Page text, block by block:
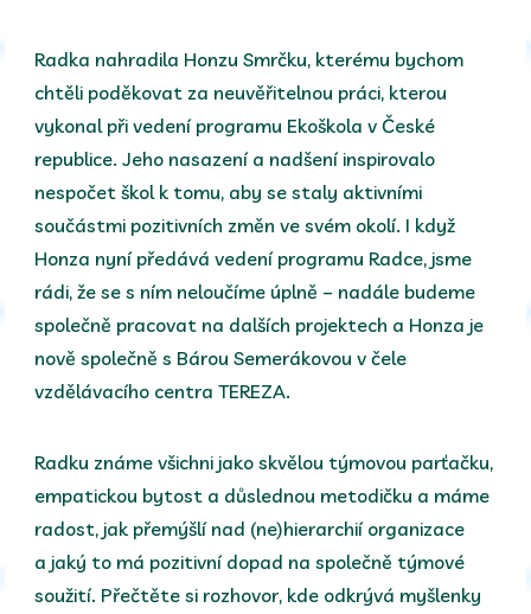
Radka nahradila Honzu Smrčku, kterému bychom
chtěli poděkovat za neuvěřitelnou práci, kterou
vykonal při vedení programu Ekoškola v České
republice. Jeho nasazení a nadšení inspirovalo
nespočet škol k tomu, aby se staly aktivními
součástmi pozitivních změn ve svém okolí. I když
Honza nyní předává vedení programu Radce, jsme
rádi, že se s ním neloučíme úplně – nadále budeme
společně pracovat na dalších projektech a Honza je
nově společně s Bárou Semerákovou v čele
vzdělávacího centra TEREZA.
Radku známe všichni jako skvělou týmovou parťačku,
empatickou bytost a důslednou metodičku a máme
radost, jak přemýšlí nad (ne)hierarchií organizace
a jaký to má pozitivní dopad na společně týmové
soužití. Přečtěte si rozhovor, kde odkrývá myšlenky